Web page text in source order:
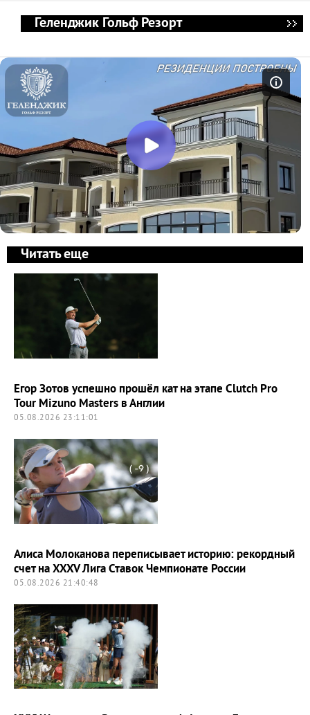
Геленджик Гольф Резорт
Читать еще
Егор Зотов успешно прошёл кат на этапе Clutch Pro
Tour Mizuno Masters в Англии
05.08.2026 23:11:01
Алиса Молоканова переписывает историю: рекордный
счет на XXXV Лига Ставок Чемпионате России
05.08.2026 21:40:48